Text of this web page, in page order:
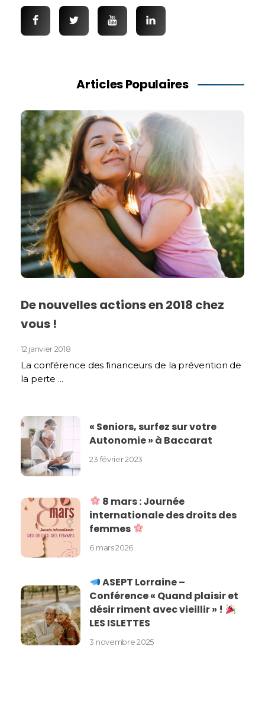
Articles Populaires
De nouvelles actions en 2018 chez
vous !
12 janvier 2018
La conférence des financeurs de la prévention de
la perte ...
« Seniors, surfez sur votre
Autonomie » à Baccarat
23 février 2023
8 mars : Journée
internationale des droits des
femmes
6 mars 2026
ASEPT Lorraine –
Conférence « Quand plaisir et
désir riment avec vieillir » !
LES ISLETTES
3 novembre 2025